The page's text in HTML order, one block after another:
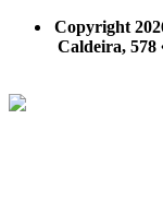
Copyright
Caldeira, 578